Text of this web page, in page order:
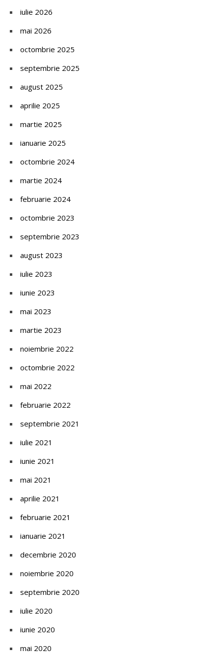
iulie 2026
mai 2026
octombrie 2025
septembrie 2025
august 2025
aprilie 2025
martie 2025
ianuarie 2025
octombrie 2024
martie 2024
februarie 2024
octombrie 2023
septembrie 2023
august 2023
iulie 2023
iunie 2023
mai 2023
martie 2023
noiembrie 2022
octombrie 2022
mai 2022
februarie 2022
septembrie 2021
iulie 2021
iunie 2021
mai 2021
aprilie 2021
februarie 2021
ianuarie 2021
decembrie 2020
noiembrie 2020
septembrie 2020
iulie 2020
iunie 2020
mai 2020